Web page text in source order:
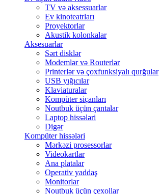
TV və aksessuarlar
Ev kinoteatrları
Proyektorlar
Akustik kolonkalar
Aksesuarlar
Sərt disklər
Modemlər və Routerlər
Printerlər və çoxfunksiyalı qurğular
USB yığıcılar
Klaviaturalar
Kompüter siçanları
Noutbuk üçün çantalar
Laptop hissələri
Digər
Kompüter hissələri
Mərkəzi prosessorlar
Videokartlar
Ana platalar
Operativ yaddaş
Monitorlar
Noutbuk üçün çexollar